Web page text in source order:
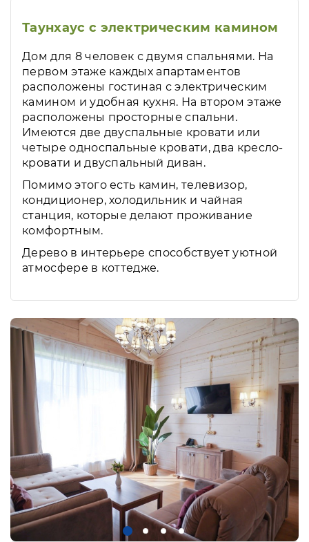
Таунхаус с электрическим камином
Дом для 8 человек с двумя спальнями. На
первом этаже каждых апартаментов
расположены гостиная с электрическим
камином и удобная кухня. На втором этаже
расположены просторные спальни.
Имеются две двуспальные кровати или
четыре односпальные кровати, два кресло-
кровати и двуспальный диван.
Помимо этого есть камин, телевизор,
кондиционер, холодильник и чайная
станция, которые делают проживание
комфортным.
Дерево в интерьере способствует уютной
атмосфере в коттедже.